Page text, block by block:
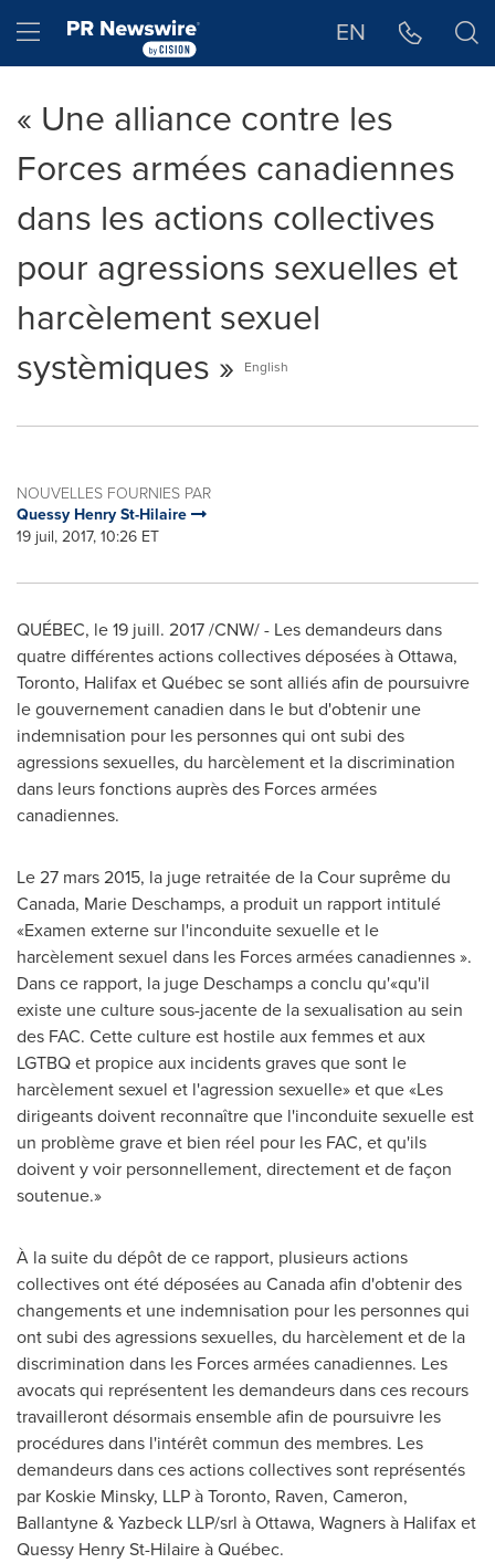
Hamburger menu EN
« Une alliance contre les
Forces armées canadiennes
dans les actions collectives
pour agressions sexuelles et
harcèlement sexuel
systèmiques »
English
NOUVELLES FOURNIES PAR
Quessy Henry St-Hilaire
19 juil, 2017, 10:26 ET
QUÉBEC, le 19 juill. 2017 /CNW/ - Les demandeurs dans
quatre différentes actions collectives déposées àOttawa,
Toronto, Halifaxet Québec se sont alliés afin de poursuivre
le gouvernement canadien dans le but d'obtenir une
indemnisation pour les personnes qui ont subi des
agressions sexuelles, du harcèlement et la discrimination
dans leurs fonctions auprès des Forces armées
canadiennes.
Le 27 mars 2015, la juge retraitée de la Cour suprême du
Canada, Marie Deschamps, a produit un rapport intitulé
«Examen externe sur l'inconduite sexuelle et le
harcèlement sexuel dans les Forces armées canadiennes ».
Dans ce rapport, la juge Deschamps a conclu qu'«qu'il
existe une culture sous-jacente de la sexualisation au sein
des FAC. Cette culture est hostile aux femmes et aux
LGTBQ et propice aux incidents graves que sont le
harcèlement sexuel et l'agression sexuelle» et que «Les
dirigeants doivent reconnaître que l'inconduite sexuelle est
un problème grave et bien réel pour les FAC, et qu'ils
doivent y voir personnellement, directement et de façon
soutenue.»
À la suite du dépôt de ce rapport, plusieurs actions
collectives ont été déposées au Canadaafin d'obtenir des
changements et une indemnisation pour les personnes qui
ont subi des agressions sexuelles, du harcèlement et de la
discrimination dans les Forces armées canadiennes. Les
avocats qui représentent les demandeurs dans ces recours
travailleront désormais ensemble afin de poursuivre les
procédures dans l'intérêt commun des membres. Les
demandeurs dans ces actions collectives sont représentés
par Koskie Minsky, LLP àToronto, Raven, Cameron,
Ballantyne & Yazbeck LLP/srl àOttawa, Wagners à Halifaxet
Quessy Henry St-Hilaire à Québec.